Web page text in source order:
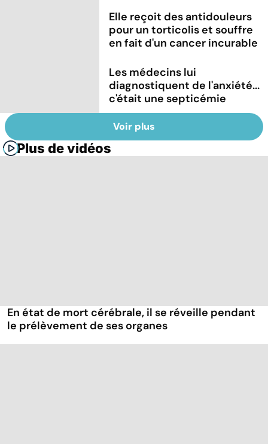
Elle reçoit des antidouleurs
pour un torticolis et souffre
en fait d'un cancer incurable
Les médecins lui
diagnostiquent de l'anxiété...
c'était une septicémie
Voir plus
Plus de vidéos
En état de mort cérébrale, il se réveille pendant
le prélèvement de ses organes